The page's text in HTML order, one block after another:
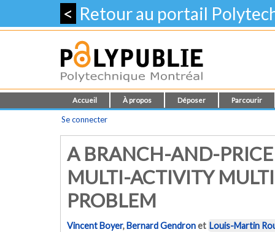
< Retour au portail
Accueil À propos Déposer Parcourir
Se connecter
A BRANCH-AND-
MULTI-ACTIVITY
PROBLEM
Vincent Boyer,Bernard Gendronet Louis-Martin